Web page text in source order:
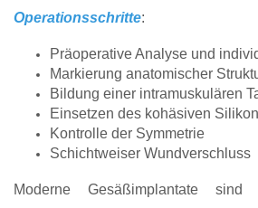
Operationsschritte:
Präoperative Analyse und
Markierung anatomischer
Bildung einer intramuskulären
Einsetzen des kohäsiven
Kontrolle der Symmetrie
Schichtweiser Wundverschluss
Moderne Gesäßimplantate